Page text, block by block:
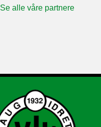
Se alle våre partnere